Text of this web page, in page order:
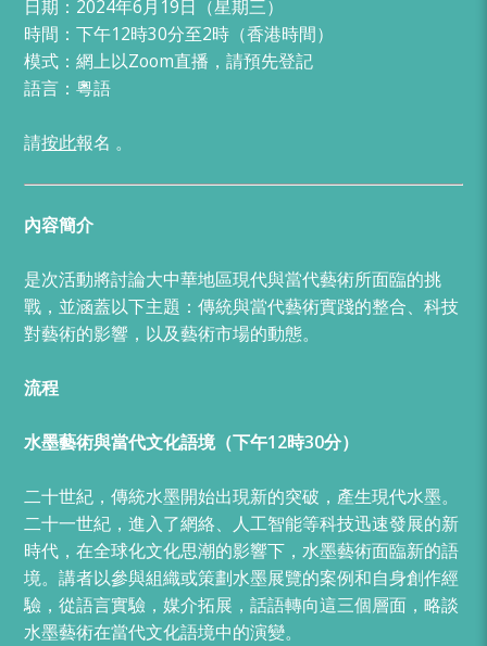
日期：2024年6月19日（星期三）
時間：下午12時30分至2時（香港時間）
模式：網上以Zoom直播，請預先登記
語言：粵語
請按此報名 。
內容簡介
是次活動將討論大中華地區現代與當代藝術所面臨的挑
戰，並涵蓋以下主題：傳統與當代藝術實踐的整合、科技
對藝術的影響，以及藝術市場的動態。
流程
水墨藝術與當代文化語境（下午12時30分）
二十世紀，傳統水墨開始出現新的突破，產生現代水墨。
二十一世紀，進入了網絡、人工智能等科技迅速發展的新
時代，在全球化文化思潮的影響下，水墨藝術面臨新的語
境。講者以參與組織或策劃水墨展覽的案例和自身創作經
驗，從語言實驗，媒介拓展，話語轉向這三個層面，略談
水墨藝術在當代文化語境中的演變。